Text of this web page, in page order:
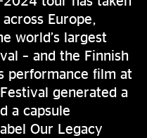
Europe,
world’s largest
– and the Finnish
performance film at
generated a
a capsule
Our Legacy